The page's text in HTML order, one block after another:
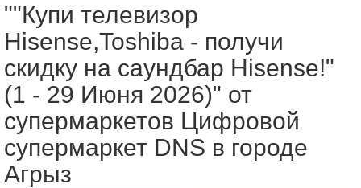
""Купи телевизор
Hisense,Toshiba - получи
скидку на саундбар Hisense!"
(1 - 29 Июня 2026)" от
супермаркетов Цифровой
супермаркет DNS в городе
Агрыз